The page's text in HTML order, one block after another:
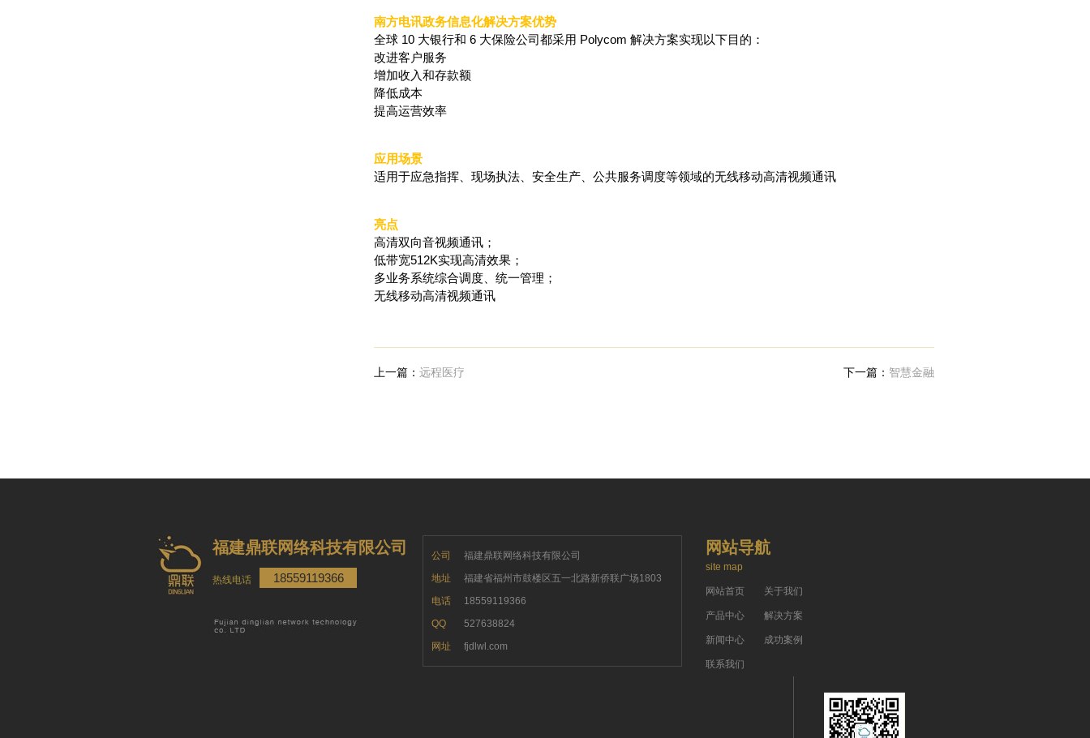
南方电讯政务信息化解决方案优势
全球 10 大银行和 6 大保险公司都采用 Polycom 解决方案实现以下目的：
改进客户服务
增加收入和存款额
降低成本
提高运营效率
应用场景
适用于应急指挥、现场执法、安全生产、公共服务调度等领域的无线移动高清视频通讯
亮点
高清双向音视频通讯；
低带宽512K实现高清效果；
多业务系统综合调度、统一管理；
无线移动高清视频通讯
上一篇： 远程医疗 下一篇： 智慧金融
福建鼎联网络科技有限公司
热线电话 18559119366
公司
福建鼎联网络科技有限公司
地址
福建省福州市鼓楼区五一北路新侨联广场1803
电话
18559119366
QQ
527638824
网址
fjdlwl.com
网站导航
site map
网站首页 关于我们
产品中心 解决方案
新闻中心 成功案例
联系我们